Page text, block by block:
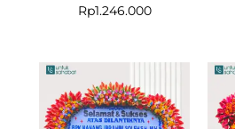
Rp1.246.000